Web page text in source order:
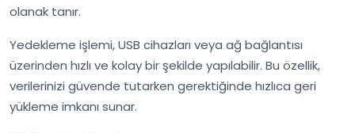
olanak tanır.
Yedekleme işlemi, USB cihazları veya ağ bağlantısı
üzerinden hızlı ve kolay bir şekilde yapılabilir. Bu özellik,
verilerinizi güvende tutarken gerektiğinde hızlıca geri
yükleme imkanı sunar.